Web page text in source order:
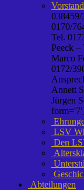
Vorstand
038459/
0170/
Tel.
Peeck –
Marco
0172/
Annett
Jürgen
LSV
Den
Abteilungen